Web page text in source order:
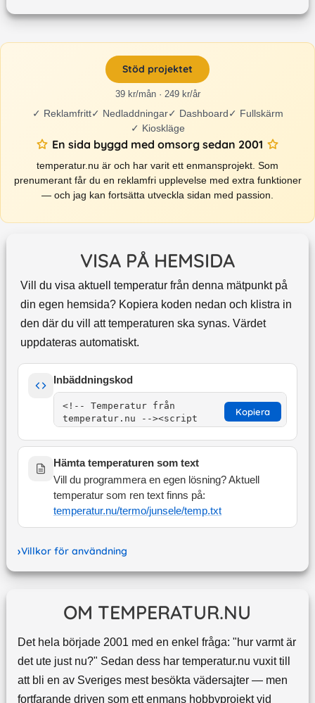
Stöd projektet
39 kr/mån · 249 kr/år
✓ Reklamfritt✓ Nedladdningar✓ Dashboard✓ Fullskärm
✓ Kioskläge
En sida byggd med omsorg sedan 2001
temperatur.nu är och har varit ett enmansprojekt. Som
prenumerant får du en reklamfri upplevelse med extra funktioner
— och jag kan fortsätta utveckla sidan med passion.
VISA PÅ HEMSIDA
Vill du visa aktuell temperatur från denna mätpunkt på
din egen hemsida? Kopiera koden nedan och klistra in
den där du vill att temperaturen ska synas. Värdet
uppdateras automatiskt.
Inbäddningskod
Kopiera
Hämta temperaturen som text
Vill du programmera en egen lösning? Aktuell
temperatur som ren text finns på:
temperatur.nu/termo/junsele/temp.txt
Villkor för användning
OM TEMPERATUR.NU
Det hela började 2001 med en enkel fråga: "hur varmt är
det ute just nu?" Sedan dess har temperatur.nu vuxit till
att bli en av Sveriges mest besökta vädersajter — men
fortfarande driven som ett enmans hobbyprojekt vid